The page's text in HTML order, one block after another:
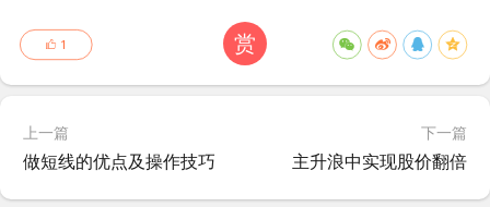
赏
1
上一篇
做短线的优点及操作技巧
下一篇
主升浪中实现股价翻倍